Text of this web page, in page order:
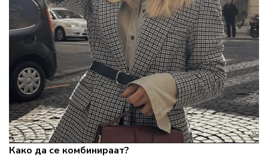
Како да се комбинираат?